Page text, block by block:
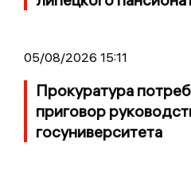
05/08/2026 15:11
Прокуратура
приговор
госуниверситета